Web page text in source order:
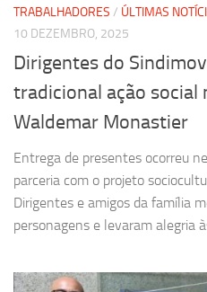
TRABALHADORES / ÚLTIMAS
10 DEZEMBRO, 2025
Dirigentes do
tradicional ação
Waldemar Monastier
Entrega de presentes ocorreu
parceria com o projeto
Dirigentes e amigos da família
personagens e levaram alegria